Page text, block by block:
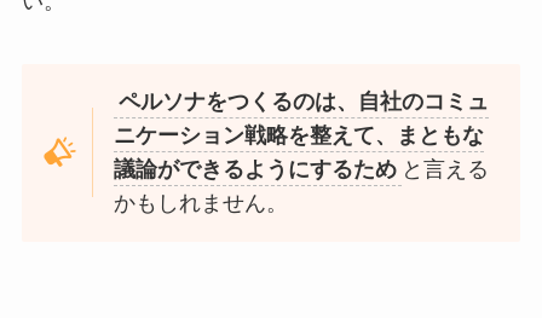
ペルソナをつくるのは、自社のコミュ
ニケーション戦略を整えて、まともな
議論ができるようにするため と言える
かもしれません。